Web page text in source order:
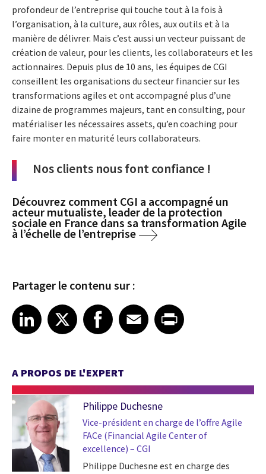
profondeur de l’entreprise qui touche tout à la fois à
l’organisation, à la culture, aux rôles, aux outils et à la
manière de délivrer. Mais c’est aussi un vecteur puissant de
création de valeur, pour les clients, les collaborateurs et les
actionnaires. Depuis plus de 10 ans, les équipes de CGI
conseillent les organisations du secteur financier sur les
transformations agiles et ont accompagné plus d’une
dizaine de programmes majeurs, tant en consulting, pour
matérialiser les nécessaires assets, qu’en coaching pour
faire monter en maturité leurs collaborateurs.
Nos clients nous font confiance !
Découvrez comment CGI a accompagné un
acteur mutualiste, leader de la protection
sociale en France dans sa transformation Agile
à l’échelle de l’entreprise
Partager le contenu sur :
Share article on LinkedIn
LinkedIn
Share article on XShare article on Facebook
Facebook
Share article on Email
EmailShare article on Print
A PROPOS DE L'EXPERT
Philippe Duchesne
Vice-président en charge de l’offre Agile
FACe (Financial Agile Center of
excellence) – CGI
Philippe Duchesne est en charge des